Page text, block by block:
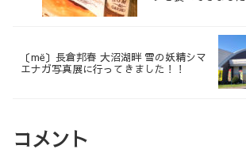
〔më〕長倉邦春 大沼湖畔 雪の妖精シマ
エナガ写真展に行ってきました！！
コメント